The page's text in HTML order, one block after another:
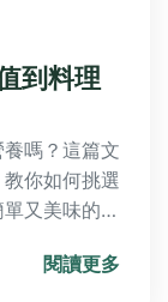
到料理
嗎？這篇文
你如何挑選
又美味的家
閱讀更多